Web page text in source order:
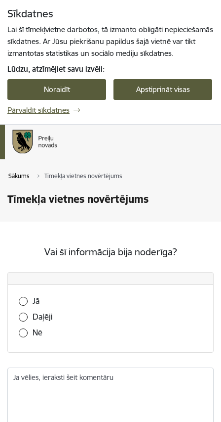
Sīkdatnes
Lai šī tīmekļvietne darbotos, tā izmanto obligāti nepieciešamās
sīkdatnes. Ar Jūsu piekrišanu papildus šajā vietnē var tikt
izmantotas statistikas un sociālo mediju sīkdatnes.
Lūdzu, atzīmējiet savu izvēli:
Noraidīt Apstiprināt visas
Pārvaldīt sīkdatnes
Sākums Tīmekļa vietnes novērtējums
Tīmekļa vietnes novērtējums
Vai šī informācija bija noderīga?
Vai šī informācija bija noderīga?
Jā
Daļēji
Nē
Ja vēlies, ieraksti šeit komentāru